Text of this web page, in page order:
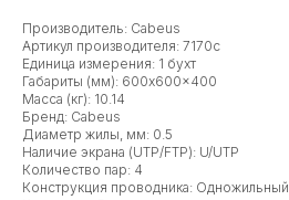
Производитель: Cabeus
Артикул производителя: 7170c
Единица измерения: 1 бухт
Габариты (мм): 600x600x400
Масса (кг): 10.14
Бренд: Cabeus
Диаметр жилы, мм: 0.5
Наличие экрана (UTP/FTP): U/UTP
Количество пар: 4
Конструкция проводника: Одножильный